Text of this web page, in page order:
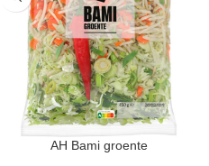
AH Bami groente